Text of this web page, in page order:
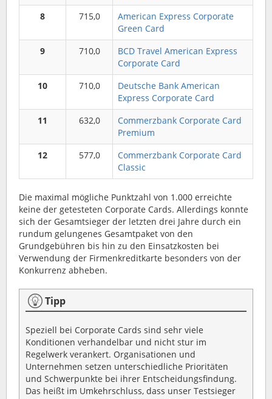
8
715,0
American Express Corporate
Green Card
9
710,0
BCD Travel American Express
Corporate Card
10
710,0
Deutsche Bank American
Express Corporate Card
11
632,0
Commerzbank Corporate Card
Premium
12
577,0
Commerzbank Corporate Card
Classic
Die maximal mögliche Punktzahl von 1.000 erreichte
keine der getesteten Corporate Cards. Allerdings konnte
sich der Gesamtsieger der letzten drei Jahre durch ein
rundum gelungenes Gesamtpaket von den
Grundgebühren bis hin zu den Einsatzkosten bei
Verwendung der Firmenkreditkarte besonders von der
Konkurrenz abheben.
Tipp
Speziell bei Corporate Cards sind sehr viele
Konditionen verhandelbar und nicht stur im
Regelwerk verankert. Organisationen und
Unternehmen setzen unterschiedliche Prioritäten
und Schwerpunkte bei ihrer Entscheidungsfindung.
Das heißt im Umkehrschluss, dass unser Testsieger